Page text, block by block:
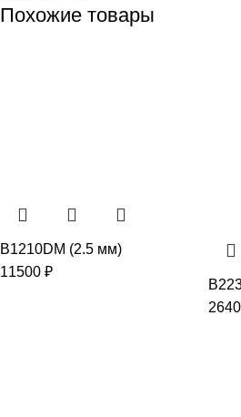
Похожие товары
B1210DM (2.5 мм)
11500 ₽